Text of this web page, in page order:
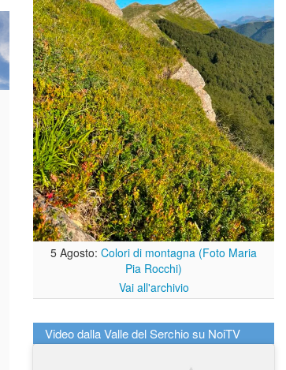
5 Agosto: Colori di montagna (Foto Maria
Pia Rocchi)
Vai all'archivio
Video dalla Valle del Serchio su NoiTV